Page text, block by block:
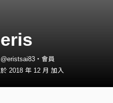
eris
@eristsai83・會員
於 2018 年 12 月 加入